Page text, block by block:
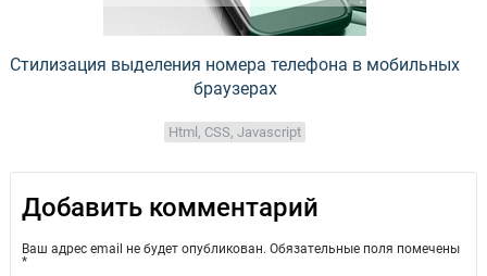
Стилизация выделения номера телефона в мобильных
браузерах
Html, CSS, Javascript
Добавить комментарий
Ваш адрес email не будет опубликован. Обязательные поля помечены
*